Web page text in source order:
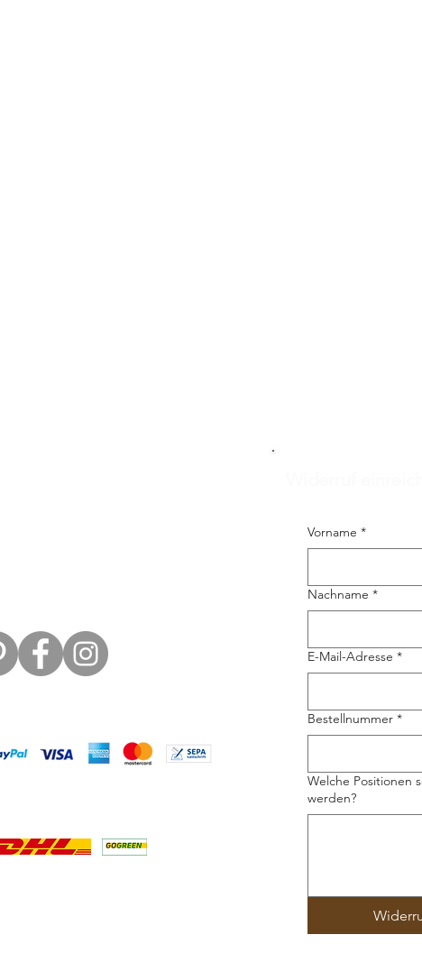
Vorname *
Nachname *
E-Mail-Adresse *
Bestellnummer *
Welche Positionen
werden?